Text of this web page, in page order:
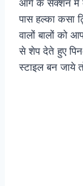
आगे के सेक्शन में
पास हल्का कसा
वालों बालों को
से शेप देते हुए
स्टाइल बन जाये